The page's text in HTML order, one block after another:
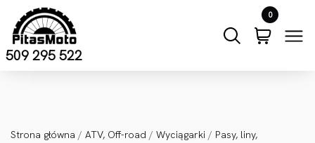
Przejdź do treści
509 295 522
0
Strona główna / ATV, Off-road / Wyciągarki / Pasy, liny,